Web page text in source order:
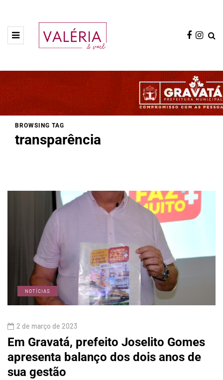
BROWSING TAG
transparência
NOTÍCIAS
2 de março de 2023
Em Gravatá, prefeito Joselito Gomes
apresenta balanço dos dois anos de
sua gestão